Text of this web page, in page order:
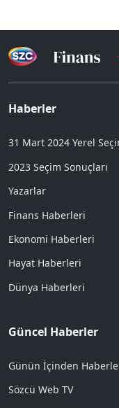
Haberler
31 Mart 2024 Yerel
2023 Seçim Sonuçları
Yazarlar
Finans Haberleri
Ekonomi Haberleri
Hayat Haberleri
Dünya Haberleri
Güncel Haberler
Günün İçinden
Sözcü Web TV